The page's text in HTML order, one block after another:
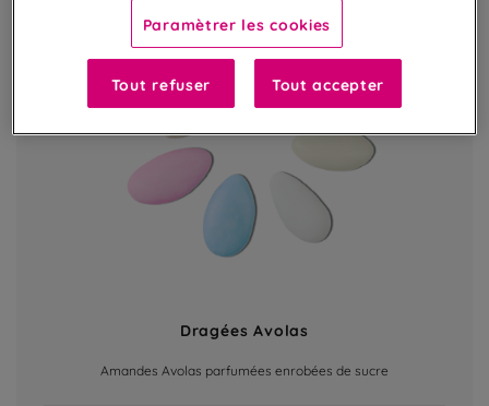
Dragées Avolas
Amandes Avolas parfumées enrobées de sucre
Paramètrer les cookies
Tout refuser Tout accepter